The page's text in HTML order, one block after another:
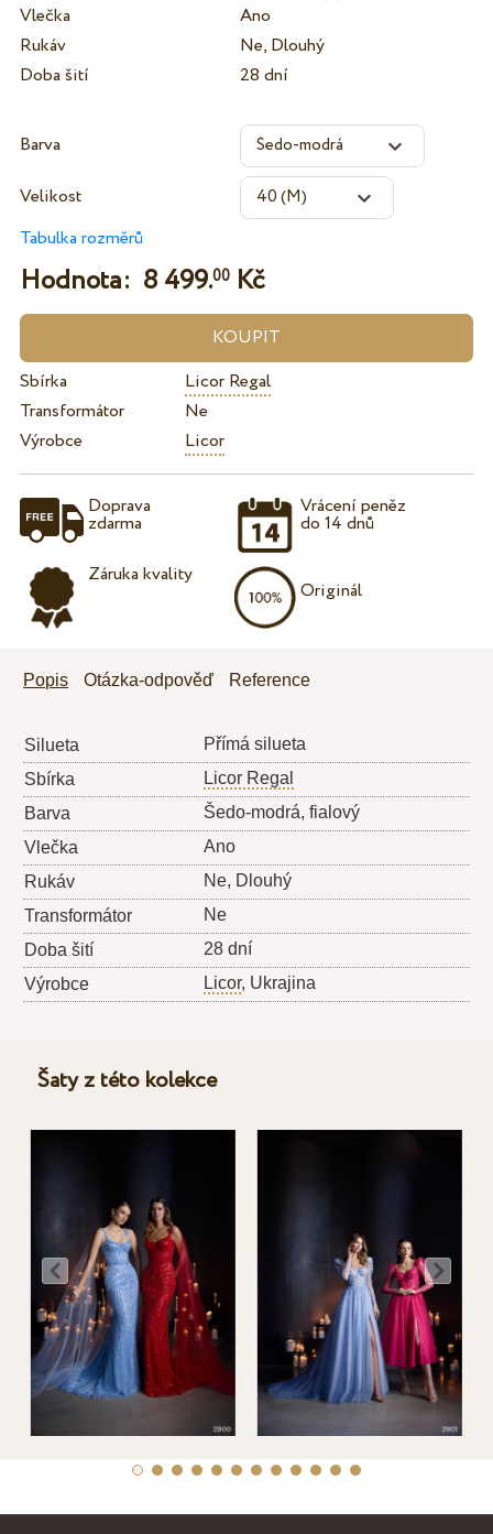
Vlečka
Ano
Rukáv
Ne, Dlouhý
Doba šití
28 dní
Barva
Velikost
Tabulka rozměrů
Hodnota: 8 499.00Kč
Sbírka
Licor Regal
Transformátor
Ne
Výrobce
Licor
Doprava
zdarma
Záruka kvality
Vrácení peněz
do 14 dnů
Originál
Popis Otázka-odpověď Reference
Silueta
Přímá silueta
Sbírka
Licor Regal
Barva
Šedo-modrá, fialový
Vlečka
Ano
Rukáv
Ne, Dlouhý
Transformátor
Ne
Doba šití
28 dní
Výrobce
Licor, Ukrajina
Šaty z této kolekce